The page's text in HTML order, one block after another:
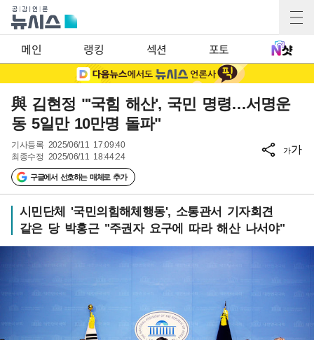
메인 랭킹 섹션 포토
與 김현정 "'국힘 해산', 국민 명령…서명운
동 5일만 10만명 돌파"
기사등록 2025/06/11 17:09:40
최종수정 2025/06/11 18:44:24
구글에서 선호하는 매체로 추가
가가
시민단체 '국민의힘해체행동', 소통관서 기자회견
같은 당 박홍근 "주권자 요구에 따라 해산 나서야"